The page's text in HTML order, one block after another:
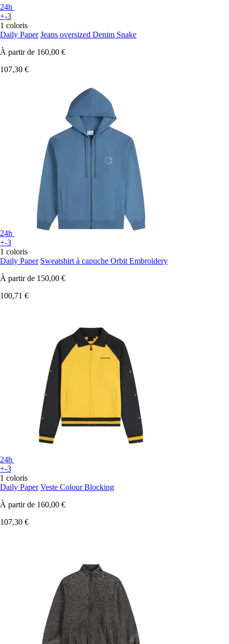
24h
+-3
1 coloris
Daily Paper Jeans oversized Denim Snake
À partir de 160,00 €
107,30 €
24h
+-3
1 coloris
Daily Paper Sweatshirt à capuche Orbit Embroidery
À partir de 150,00 €
100,71 €
24h
+-3
1 coloris
Daily Paper Veste Colour Blocking
À partir de 160,00 €
107,30 €